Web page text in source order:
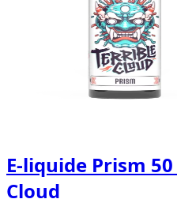
E-liquide Prism
Cloud